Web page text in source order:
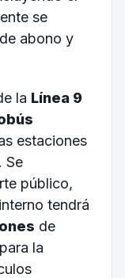
se
abono y
la Línea 9
estaciones
Se
público,
tendrá
de
la